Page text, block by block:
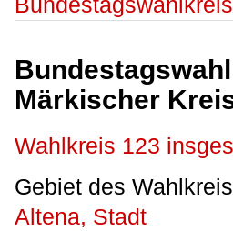
Märkischer
Wahlkreis 123
Gebiet des
Altena, Stadt